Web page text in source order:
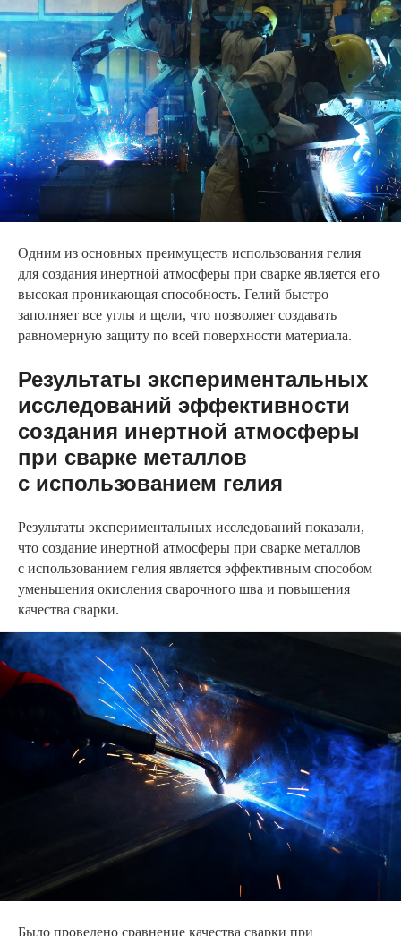
Одним из основных преимуществ использования гелия
для создания инертной атмосферы при сварке является его
высокая проникающая способность. Гелий быстро
заполняет все углы и щели, что позволяет создавать
равномерную защиту по всей поверхности материала.
Результаты экспериментальных
исследований эффективности
создания инертной атмосферы
при сварке металлов
с использованием гелия
Результаты экспериментальных исследований показали,
что создание инертной атмосферы при сварке металлов
с использованием гелия является эффективным способом
уменьшения окисления сварочного шва и повышения
качества сварки.
Было проведено сравнение качества сварки при